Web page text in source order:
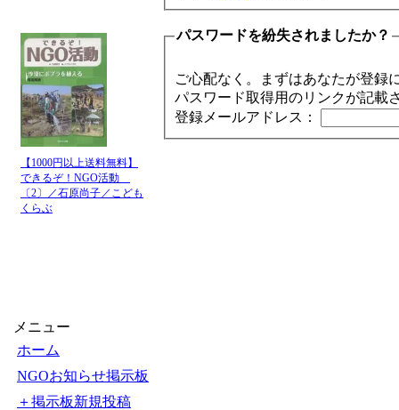
【1000円以上送料無料】
できるぞ！NGO活動
〔2〕／石原尚子／こども
くらぶ
メニュー
ホーム
NGOお知らせ掲示板
＋掲示板新規投稿
パスワードを紛失されましたか？
ご心配なく。まずはあなたが登録
パスワード取得用のリンクが記載
登録メールアドレス：